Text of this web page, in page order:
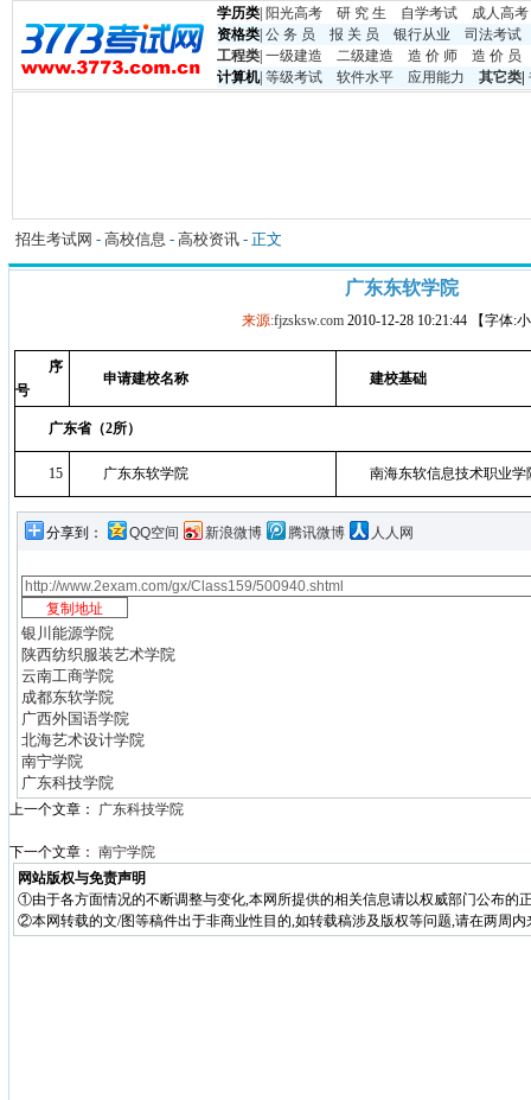
学历类 阳光高考 研 究 生 自学考试
成人高考
资格类 公 务 员 报 关 员 银行从业
司法考试
工程类 一级建造 二级建造 造 价 师
造 价 员
计算机| 等级考试 软件水平 应用能力 其它类
招生考试网 - 高校信息 - 高校资讯 - 正文
广东东软学院
来源:fjzsksw.com 2010-12-28 10:21:44 【字体:
序
号
申请建校名称 建校基础
广东省（2所）
15 广东东软学院 南海东软信息技术职业学
分享到： QQ空间 新浪微博 腾讯微博 人人网
银川能源学院
陕西纺织服装艺术学院
云南工商学院
成都东软学院
广西外国语学院
北海艺术设计学院
南宁学院
广东科技学院
上一个文章： 广东科技学院
下一个文章： 南宁学院
网站版权与免责声明
①由于各方面情况的不断调整与变化,本网所提供的相关信息请以权威部门公布的
②本网转载的文/图等稿件出于非商业性目的,如转载稿涉及版权等问题,请在两周内